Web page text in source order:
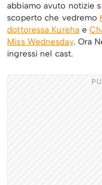
abbiamo avuto notizie
scoperto che vedremo
dottoressa Kureha e
Miss Wednesday. Ora
ingressi nel cast.